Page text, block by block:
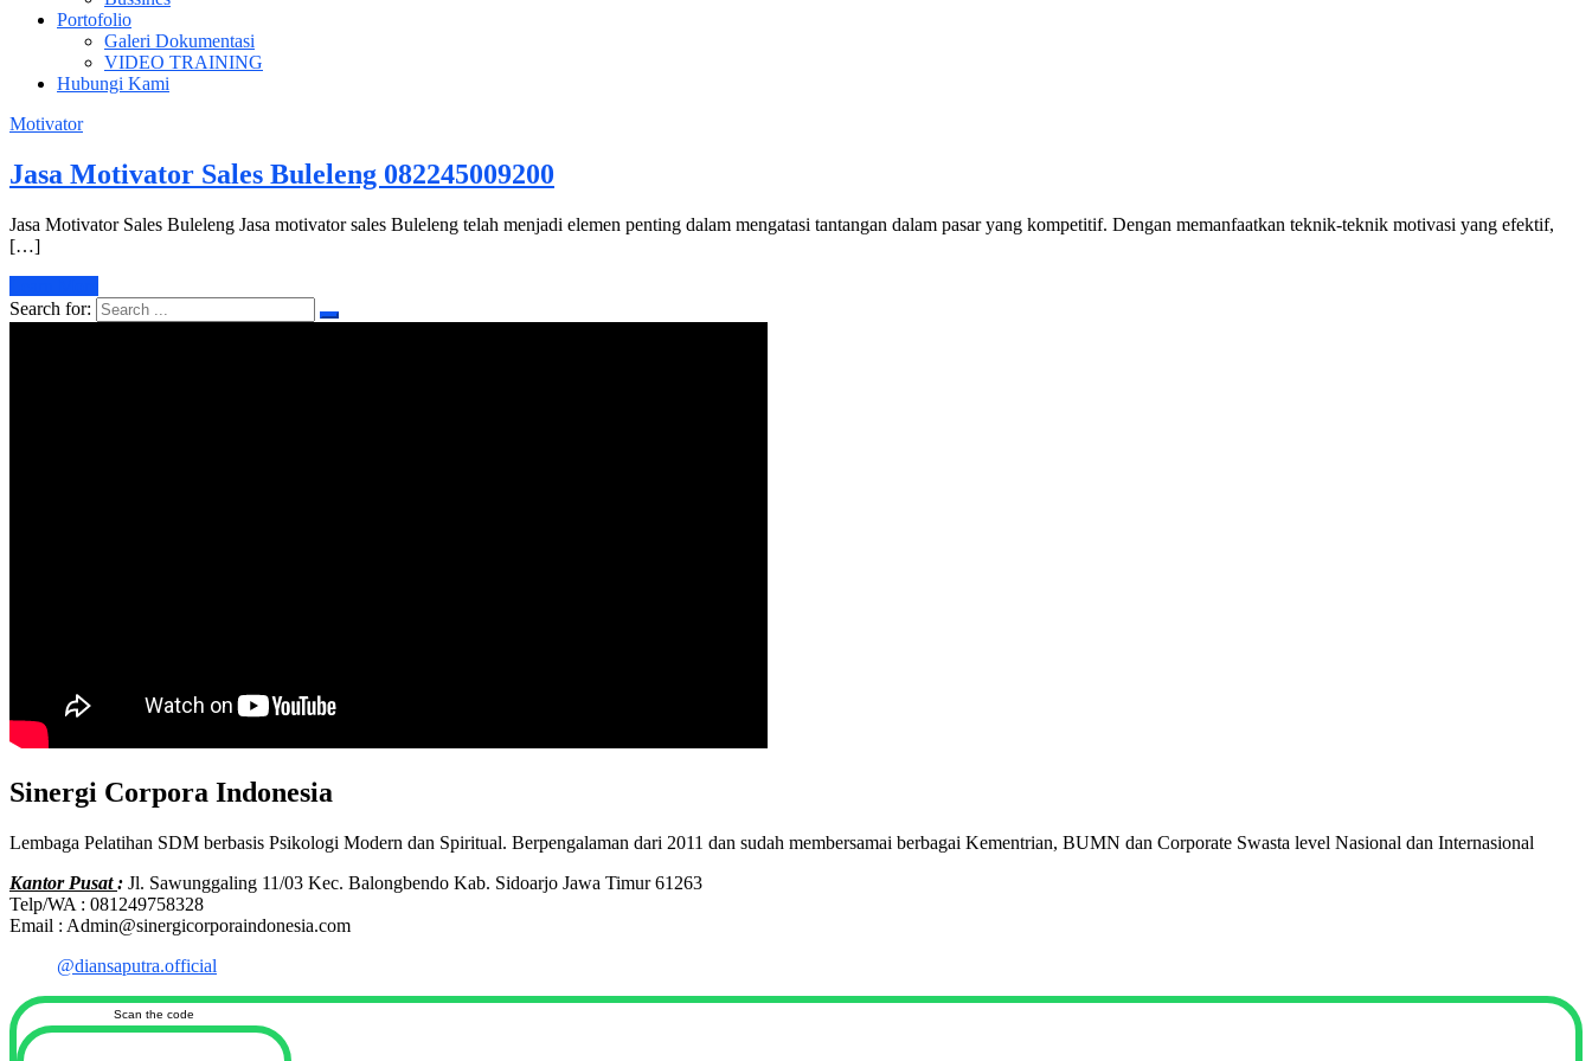
Portofolio
Galeri Dokumentasi
VIDEO TRAINING
Hubungi Kami
Motivator
Jasa Motivator Sales Buleleng 082245009200
Jasa Motivator Sales Buleleng Jasa motivator sales Buleleng telah menjadi elemen penting dalam mengatasi tantangan dalam pasar yang kompetitif. Dengan memanfaatkan teknik-teknik motivasi yang efektif,
[…]
Search for:
Sinergi Corpora Indonesia
Lembaga Pelatihan SDM berbasis Psikologi Modern dan Spiritual. Berpengalaman dari 2011 dan sudah membersamai berbagai Kementrian, BUMN dan Corporate Swasta level Nasional dan Internasional
Kantor Pusat: Jl. Sawunggaling 11/03 Kec. Balongbendo Kab. Sidoarjo Jawa Timur 61263
Telp/WA : 081249758328
Email : Admin@sinergicorporaindonesia.com
@diansaputra.official
Scan the code